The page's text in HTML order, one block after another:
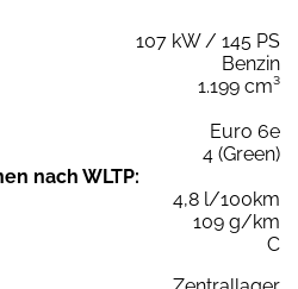
107 kW / 145 PS
Benzin
1.199 cm³
Euro 6e
4 (Green)
nach WLTP:
4,8 l/100km
109 g/km
C